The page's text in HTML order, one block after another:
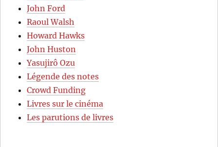
John Ford
Raoul Walsh
Howard Hawks
John Huston
Yasujirô Ozu
Légende des notes
Crowd Funding
Livres sur le cinéma
Les parutions de livres